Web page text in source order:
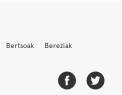
Bertsoak
Bereziak